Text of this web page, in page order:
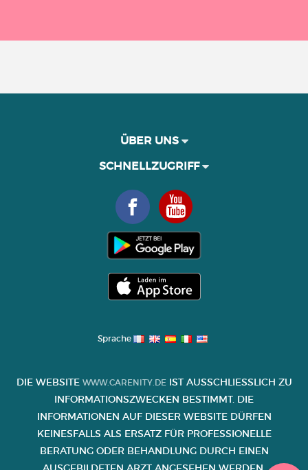
ÜBER UNS
SCHNELLZUGRIFF
Sprache
DIE WEBSITE WWW.CARENITY.DEIST AUSSCHLIESSLICH ZU I
NFORMATIONSZWECKEN BESTIMMT. DIE I
NFORMATIONEN AUF DIESER WEBSITE DÜRFEN K
EINESFALLS ALS ERSATZ FÜR PROFESSIONELLE B
ERATUNG ODER BEHANDLUNG DURCH EINEN A